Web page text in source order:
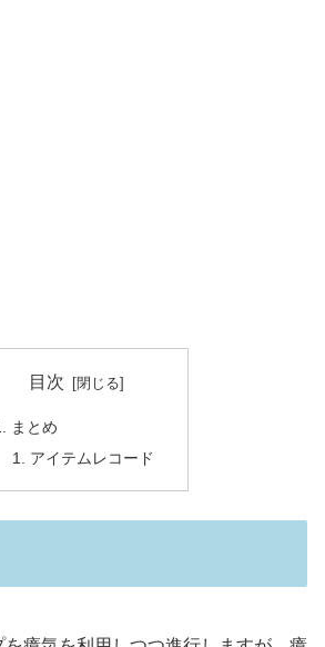
目次
まとめ
アイテムレコード